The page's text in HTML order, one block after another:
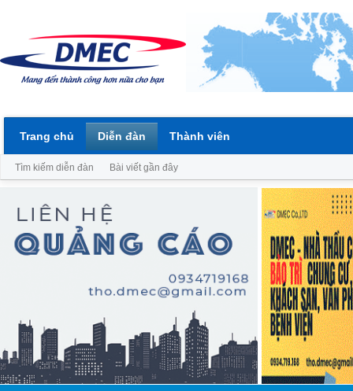
Trang chủ Diễn đàn
Tìm kiếm diễn đàn Bài viết gần đây
Thành viên